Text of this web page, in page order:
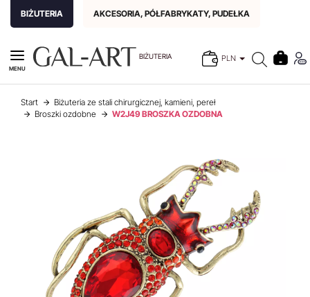
BIŻUTERIA AKCESORIA, PÓŁFABRYKATY, PUDEŁKA
BIŻUTERIA PLN
MENU
Start
Biżuteria ze stali chirurgicznej, kamieni, pereł
Broszki ozdobne
W2J49 BROSZKA OZDOBNA